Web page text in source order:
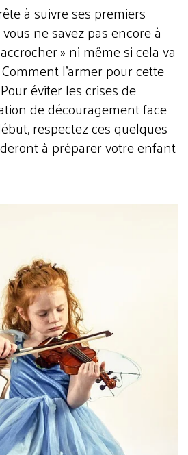
à suivre ses premiers
ne savez pas encore à
» ni même si cela va
l'armer pour cette
éviter les crises de
de découragement face
respectez ces quelques
à préparer votre enfant